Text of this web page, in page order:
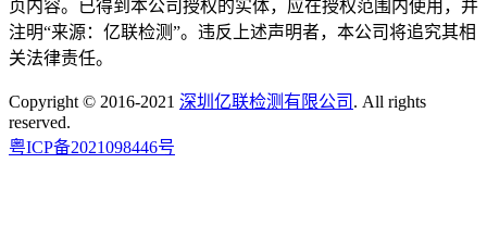
页内容。已得到本公司授权的实体，应在授权范围内使用，并
注明“来源：亿联检测”。违反上述声明者，本公司将追究其相
关法律责任。
Copyright © 2016-2021 深圳亿联检测有限公司 . All rights
reserved.
粤ICP备2021098446号